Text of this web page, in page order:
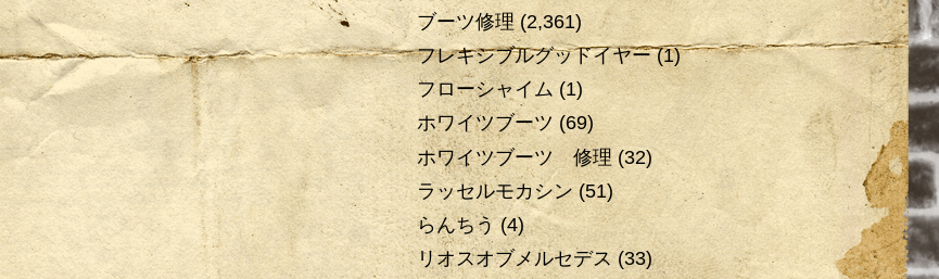
ブーツ修理(2,361)
フレキシブルグッドイヤー(1)
フローシャイム (1)
ホワイツブーツ (69)
ホワイツブーツ 修理(32)
ラッセルモカシン(51)
らんちう(4)
リオスオブメルセデス(33)